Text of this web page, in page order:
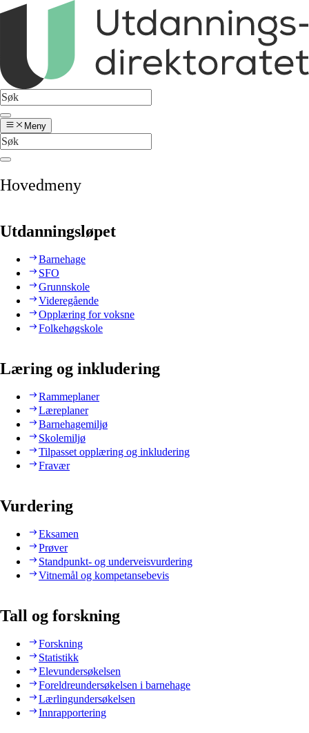
Meny
Hovedmeny
Utdanningsløpet
Barnehage
SFO
Grunnskole
Videregående
Opplæring for voksne
Folkehøgskole
Læring og inkludering
Rammeplaner
Læreplaner
Barnehagemiljø
Skolemiljø
Tilpasset opplæring og inkludering
Fravær
Vurdering
Eksamen
Prøver
Standpunkt- og underveisvurdering
Vitnemål og kompetansebevis
Tall og forskning
Forskning
Statistikk
Elevundersøkelsen
Foreldreundersøkelsen i barnehage
Lærlingundersøkelsen
Innrapportering